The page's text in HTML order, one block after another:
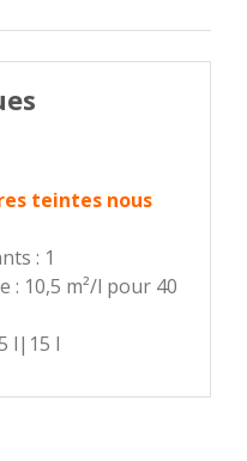
teintes nous
: 1
: 10,5 m²/l pour 40
l|15 l